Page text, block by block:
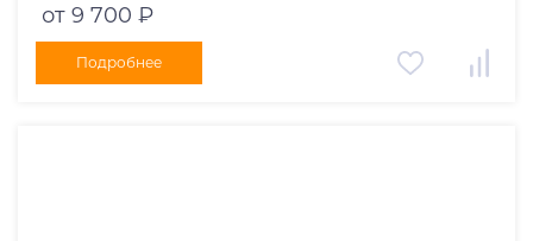
от 9 700 ₽
Подробнее